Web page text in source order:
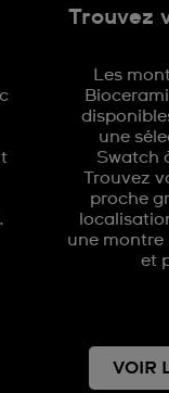
Trouvez
Les
une
Swatch
Trouvez
proche
une montre
et
VOIR